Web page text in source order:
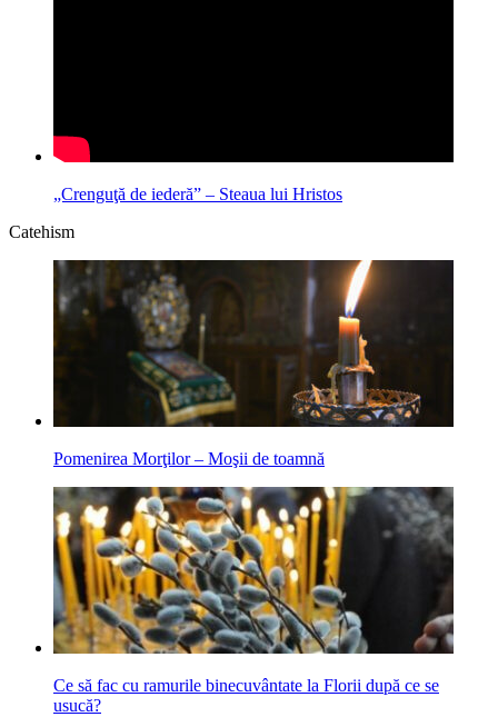
„Crenguţă de iederă” – Steaua lui Hristos
Catehism
Pomenirea Morţilor – Moşii de toamnă
Ce să fac cu ramurile binecuvântate la Florii după ce se
usucă?